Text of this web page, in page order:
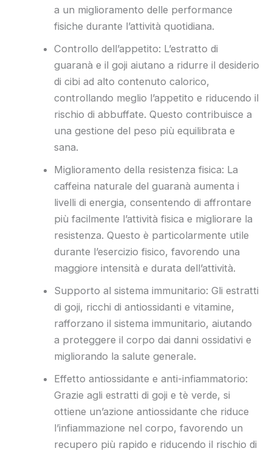
a un miglioramento delle performance
fisiche durante l’attività quotidiana.
Controllo dell’appetito: L’estratto di
guaranà e il goji aiutano a ridurre il desiderio
di cibi ad alto contenuto calorico,
controllando meglio l’appetito e riducendo il
rischio di abbuffate. Questo contribuisce a
una gestione del peso più equilibrata e
sana.
Miglioramento della resistenza fisica: La
caffeina naturale del guaranà aumenta i
livelli di energia, consentendo di affrontare
più facilmente l’attività fisica e migliorare la
resistenza. Questo è particolarmente utile
durante l’esercizio fisico, favorendo una
maggiore intensità e durata dell’attività.
Supporto al sistema immunitario: Gli estratti
di goji, ricchi di antiossidanti e vitamine,
rafforzano il sistema immunitario, aiutando
a proteggere il corpo dai danni ossidativi e
migliorando la salute generale.
Effetto antiossidante e anti-infiammatorio:
Grazie agli estratti di goji e tè verde, si
ottiene un’azione antiossidante che riduce
l’infiammazione nel corpo, favorendo un
recupero più rapido e riducendo il rischio di